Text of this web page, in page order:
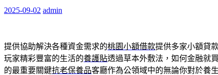
2025-09-02 admin
提供協助解決各種資金需求的桃園小額借款提供多家小額貸
玩家精彩豐富的生活的養護貼透過草本外敷法，如何金融就
的最重要關鍵抗老保養品客廳作為公領域中的無論你對於養